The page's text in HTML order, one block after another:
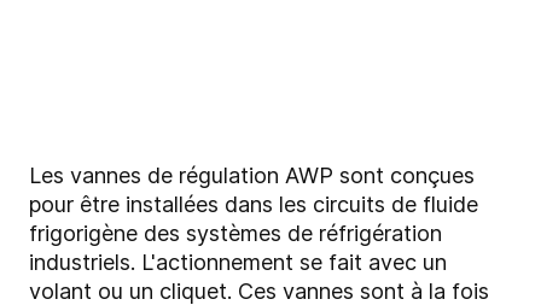
Les vannes de régulation AWP sont conçues
pour être installées dans les circuits de fluide
frigorigène des systèmes de réfrigération
industriels. L'actionnement se fait avec un
volant ou un cliquet. Ces vannes sont à la fois